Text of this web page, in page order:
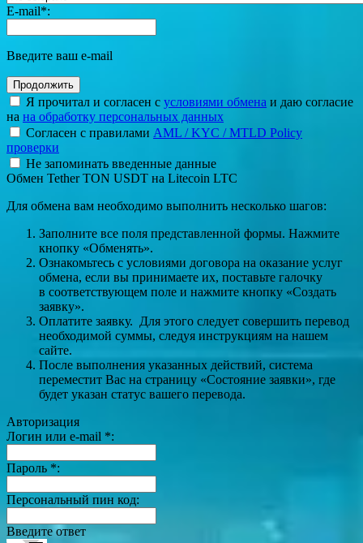
E-mail*:
Введите ваш e-mail
Я прочитал и согласен с условиями обмена и даю согласие
на на обработку персональных данных
Согласен с правилами AML / KYC / MTLD Policy
проверки
Не запоминать введенные данные
Обмен Tether TON USDT на Litecoin LTC
Для обмена вам необходимо выполнить несколько шагов:
Заполните все поля представленной формы. Нажмите
кнопку «Обменять».
Ознакомьтесь с условиями договора на оказание услуг
обмена, если вы принимаете их, поставьте галочку
в соответствующем поле и нажмите кнопку «Создать
заявку».
Оплатите заявку. Для этого следует совершить перевод
необходимой суммы, следуя инструкциям на нашем
сайте.
После выполнения указанных действий, система
переместит Вас на страницу «Состояние заявки», где
будет указан статус вашего перевода.
Авторизация
Логин или e-mail *:
Пароль *:
Персональный пин код:
Введите ответ